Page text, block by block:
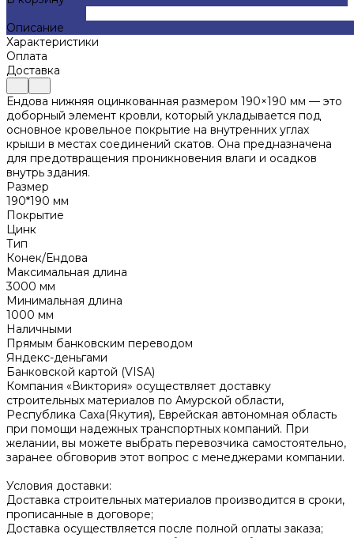
Описание
Характеристики
Оплата
Доставка
Ендова нижняя оцинкованная размером 190×190 мм — это
доборный элемент кровли, который укладывается под
основное кровельное покрытие на внутренних углах
крыши в местах соединений скатов. Она предназначена
для предотвращения проникновения влаги и осадков
внутрь здания.
Размер
190*190 мм
Покрытие
Цинк
Тип
Конек/Ендова
Максимальная длина
3000 мм
Минимальная длина
1000 мм
Наличными
Прямым банковским переводом
Яндекс-деньгами
Банковской картой (VISA)
Компания «Виктория» осуществляет доставку
строительных материалов по Амурской области,
Республика Саха(Якутия), Еврейская автономная область
при помощи надежных транспортных компаний. При
желании, вы можете выбрать перевозчика самостоятельно,
заранее обговорив этот вопрос с менеджерами компании.
Условия доставки:
Доставка строительных материалов производится в сроки,
прописанные в договоре;
Доставка осуществляется после полной оплаты заказа;